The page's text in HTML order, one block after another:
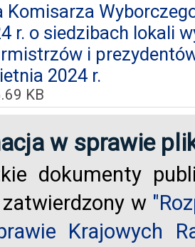
r. o siedzibach lokali
i
2024 r.
KB
w sprawie
dokumenty
w
Krajowych